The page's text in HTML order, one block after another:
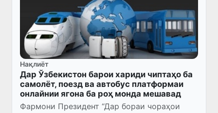
Нақлиёт
Дар Ўзбекистон барои хариди чиптаҳо ба
самолёт, поезд ва автобус платформаи
онлайнии ягона ба роҳ монда мешавад
Фармони Президент “Дар бораи чораҳои